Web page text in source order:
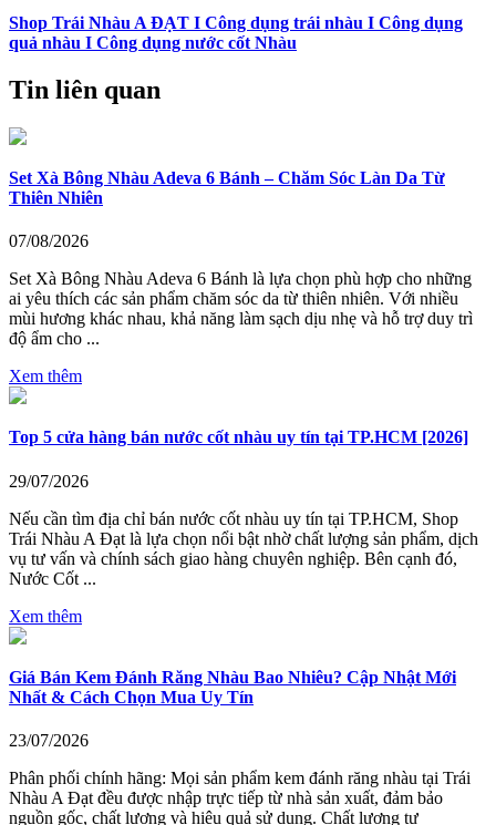
Shop Trái Nhàu A ĐẠT I Công dụng trái nhàu I Công dụng
quả nhàu I Công dụng nước cốt Nhàu
Tin liên quan
Set Xà Bông Nhàu Adeva 6 Bánh – Chăm Sóc Làn Da Từ
Thiên Nhiên
07/08/2026
Set Xà Bông Nhàu Adeva 6 Bánh là lựa chọn phù hợp cho những
ai yêu thích các sản phẩm chăm sóc da từ thiên nhiên. Với nhiều
mùi hương khác nhau, khả năng làm sạch dịu nhẹ và hỗ trợ duy trì
độ ẩm cho ...
Xem thêm
Top 5 cửa hàng bán nước cốt nhàu uy tín tại TP.HCM [2026]
29/07/2026
Nếu cần tìm địa chỉ bán nước cốt nhàu uy tín tại TP.HCM, Shop
Trái Nhàu A Đạt là lựa chọn nổi bật nhờ chất lượng sản phẩm, dịch
vụ tư vấn và chính sách giao hàng chuyên nghiệp. Bên cạnh đó,
Nước Cốt ...
Xem thêm
Giá Bán Kem Đánh Răng Nhàu Bao Nhiêu? Cập Nhật Mới
Nhất & Cách Chọn Mua Uy Tín
23/07/2026
Phân phối chính hãng: Mọi sản phẩm kem đánh răng nhàu tại Trái
Nhàu A Đạt đều được nhập trực tiếp từ nhà sản xuất, đảm bảo
nguồn gốc, chất lượng và hiệu quả sử dụng. Chất lượng tự